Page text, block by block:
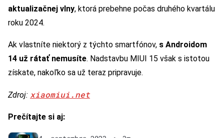
aktualizačnej vlny, ktorá prebehne počas druhého kvartálu
roku 2024.
Ak vlastníte niektorý z týchto smartfónov, s Androidom
14 už rátať nemusíte. Nadstavbu MIUI 15 však s istotou
získate, nakoľko sa už teraz pripravuje.
Zdroj: xiaomiui.net
Prečítajte si aj: